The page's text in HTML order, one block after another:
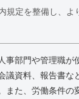
規定を整備し、よ
事部門や管理職が
議資料、報告書な
また、労働条件の